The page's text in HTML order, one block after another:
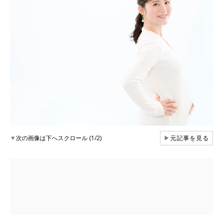
▼次の画像は下へスクロール (1/2) ▶元記事を見る